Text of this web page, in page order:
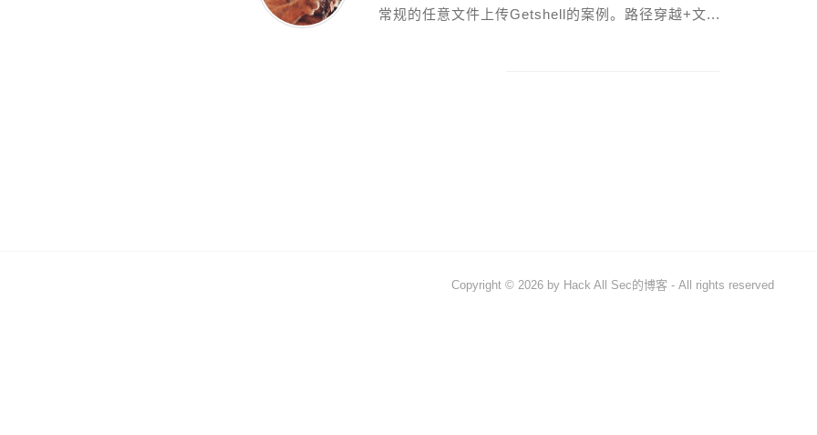
常规的任意文件上传Getshell的案例。路径穿越+文...
Copyright © 2026 by Hack All Sec的博客 - All rights reserved